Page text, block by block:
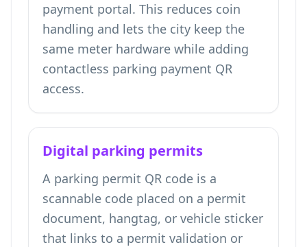
payment portal. This reduces coin
handling and lets the city keep the
same meter hardware while adding
contactless parking payment QR
access.
Digital parking permits
A parking permit QR code is a
scannable code placed on a permit
document, hangtag, or vehicle sticker
that links to a permit validation or